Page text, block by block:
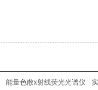
能量色散x射线荧光光谱仪